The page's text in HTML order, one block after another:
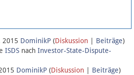
2015 DominikP (Diskussion Beiträge)
ISDS nach Investor-State-Dispute-
DominikP (Diskussion Beiträge)